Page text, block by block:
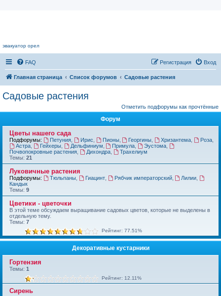
эвакуатор орел
FAQ Вход
Регистрация
Главная страница Список форумов Садовые растения
Садовые растения
Отметить подфорумы как прочтённые
Форум
Цветы нашего сада
Подфорумы: Петуния, Ирис Пионы, Георгины Хризантема Роза
Астра, Гейхеры, Дельфиниум Примула Эустома
Почвопокровные растения
Дихондра,
Трахелиум
Темы: 21
Луковичные растения
Подфорумы: Тюльпаны, Гиацинт, Рябчик императорский, Лилии
Кандык
Темы: 9
Цветики - цветочки
В этой теме обсуждаем выращивание садовых цветов, которые не выделены в
отдельную тему.
Темы: 7
Рейтинг: 77.51%
Декоративные кустарники
Гортензия
Темы: 1
Рейтинг: 12.11%
Сирень